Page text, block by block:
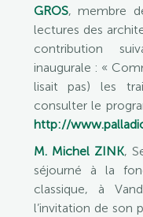
GROS, membre
lectures des
contribution
inaugurale : «
lisait pas) les
consulter le
http://
M. Michel ZINK,
séjourné à la
classique, à
l’invitation de son